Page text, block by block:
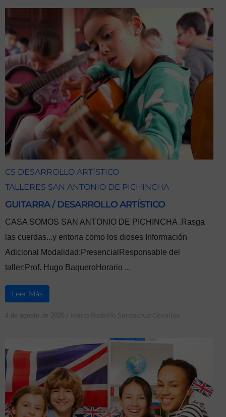
CS DESARROLLO ARTÍSTICO
TALLERES SAN ANTONIO DE PICHINCHA
GUITARRA / DESARROLLO ARTÍSTICO
CASA SOMOS SAN ANTONIO DE PICHINCHA .Rasga
las cuerdas...y entona como los dioses Información
Adicional Modalidad:PresencialResponsable del
taller:Prof. Hugo BaqueroHorario ...
Leer Más
4 de agosto de 2026 / Mario Rodolfo Santacruz Cevallos